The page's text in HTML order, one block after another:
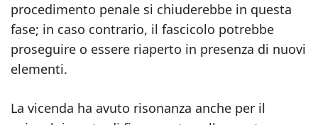
procedimento penale si chiuderebbe in questa
fase; in caso contrario, il fascicolo potrebbe
proseguire o essere riaperto in presenza di nuovi
elementi.
La vicenda ha avuto risonanza anche per il